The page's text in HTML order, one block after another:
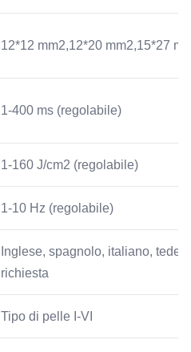
12*12 mm2,12*20 mm2,15*27
1-400 ms (regolabile)
1-160 J/cm2 (regolabile)
1-10 Hz (regolabile)
Inglese, spagnolo, italiano,
richiesta
Tipo di pelle I-VI